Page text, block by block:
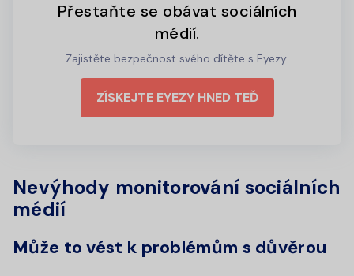
Přestaňte se obávat sociálních
médií.
Zajistěte bezpečnost svého dítěte s Eyezy.
ZÍSKEJTE EYEZY HNED TEĎ
Nevýhody monitorování sociálních
médií
Může to vést k problémům s důvěrou